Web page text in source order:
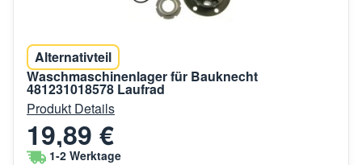
Alternativteil
Waschmaschinenlager für Bauknecht
481231018578 Laufrad
Produkt Details
19,89 €
1-2 Werktage